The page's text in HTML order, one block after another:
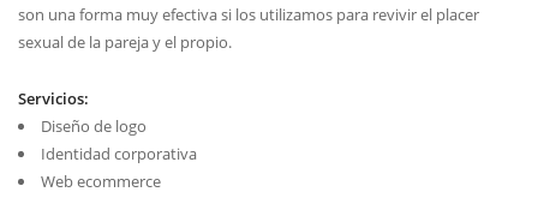
son una forma muy efectiva si los utilizamos para revivir el placer
sexual de la pareja y el propio.
Servicios:
Diseño de logo
Identidad corporativa
Web ecommerce